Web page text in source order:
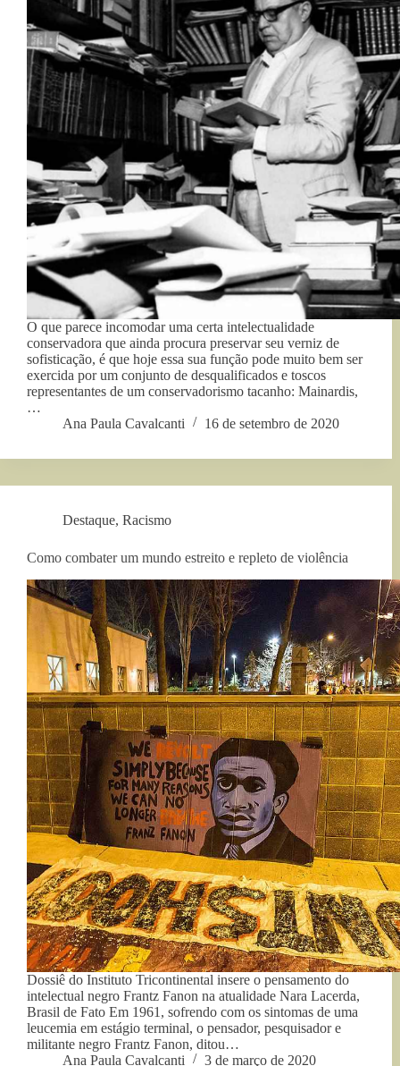
O que parece incomodar uma certa intelectualidade
conservadora que ainda procura preservar seu verniz de
sofisticação, é que hoje essa sua função pode muito bem ser
exercida por um conjunto de desqualificados e toscos
representantes de um conservadorismo tacanho: Mainardis,
…
Ana Paula Cavalcanti
16 de setembro de 2020
Destaque, Racismo
Como combater um mundo estreito e repleto de violência
Dossiê do Instituto Tricontinental insere o pensamento do
intelectual negro Frantz Fanon na atualidade Nara Lacerda,
Brasil de Fato Em 1961, sofrendo com os sintomas de uma
leucemia em estágio terminal, o pensador, pesquisador e
militante negro Frantz Fanon, ditou…
Ana Paula Cavalcanti
3 de março de 2020